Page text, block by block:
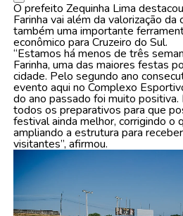
O prefeito Zequinha Lima
Farinha vai além da valorização
também uma importante
econômico para Cruzeiro do Sul.
“Estamos há menos de três
Farinha, uma das maiores festas
cidade. Pelo segundo ano
evento aqui no Complexo
do ano passado foi muito positiva.
todos os preparativos para que
festival ainda melhor, corrigindo o
ampliando a estrutura para
visitantes”, afirmou.